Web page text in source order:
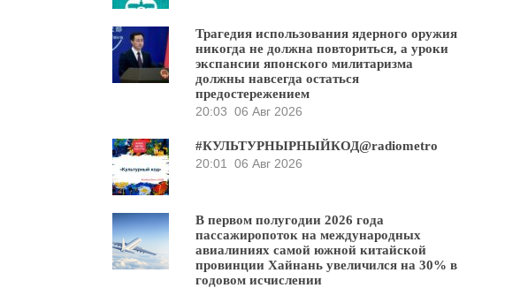
Трагедия использования ядерного оружия
никогда не должна повториться, а уроки
экспансии японского милитаризма
должны навсегда остаться
предостережением
20:03 06 Авг 2026
#КУЛЬТУРНЫРНЫЙКОД@radiometro
20:01
06 Авг 2026
В первом полугодии 2026 года
пассажиропоток на международных
авиалиниях самой южной китайской
провинции Хайнань увеличился на 30% в
годовом исчислении